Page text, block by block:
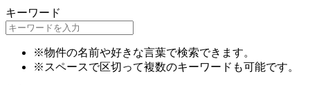
キーワード
※物件の名前や好きな言葉で検索できます。
※スペースで区切って複数のキーワードも可能です。